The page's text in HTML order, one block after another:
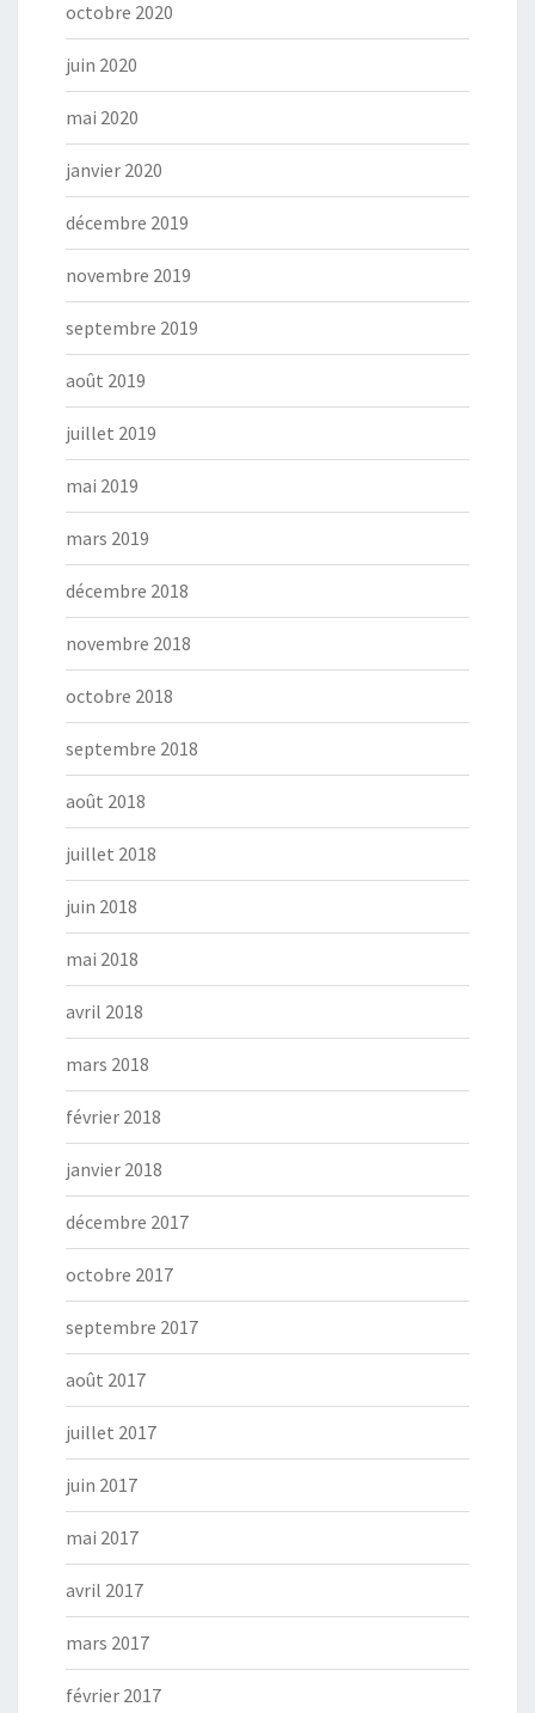
octobre 2020
juin 2020
mai 2020
janvier 2020
décembre 2019
novembre 2019
septembre 2019
août 2019
juillet 2019
mai 2019
mars 2019
décembre 2018
novembre 2018
octobre 2018
septembre 2018
août 2018
juillet 2018
juin 2018
mai 2018
avril 2018
mars 2018
février 2018
janvier 2018
décembre 2017
octobre 2017
septembre 2017
août 2017
juillet 2017
juin 2017
mai 2017
avril 2017
mars 2017
février 2017